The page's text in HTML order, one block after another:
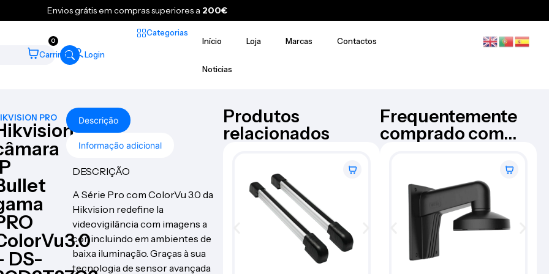
Envios grátis em compras superiores a 200€
0
Carrinho Login
Categorias
Início
Loja Marcas Contactos
Noticias
PRO
DS-
Descrição
Informação adicional
DESCRIÇÃO
A Série Pro com ColorVu 3.0 da
Hikvision redefine la
videovigilância com imagens a
cor, incluindo em ambientes de
baixa iluminação. Graças à sua
tecnologia de sensor avançada
Produtos
relacionados
NEARITY
Camara PTZ USB Resolución
QHD – AW-V410
441,82
Frequentemente
comprado com...